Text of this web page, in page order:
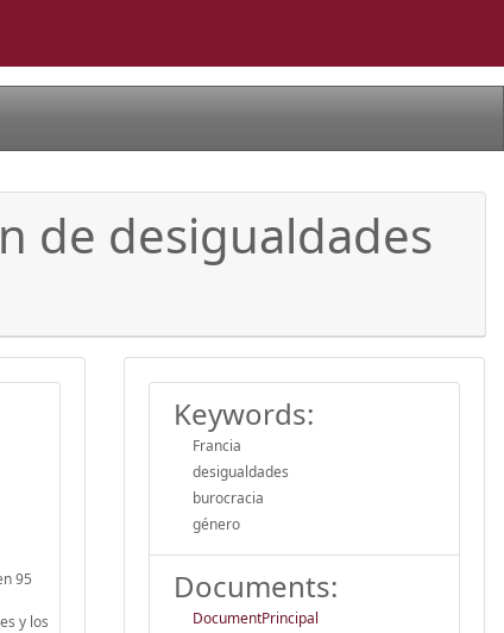
de desigualdades
95
y los
Keywords:
Francia
desigualdades
burocracia
género
Documents:
DocumentPrincipal